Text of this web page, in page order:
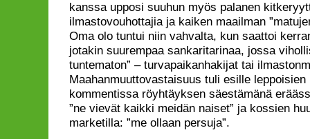
kanssa upposi suuhun myös palanen
ilmastovouhottajia ja kaiken maailman
Oma olo tuntui niin vahvalta, kun saattoi
jotakin suurempaa sankaritarinaa, jossa
tuntematon” – turvapaikanhakijat tai
Maahanmuuttovastaisuus tuli esille leppoisien
kommentissa röyhtäyksen säestämänä
”ne vievät kaikki meidän naiset” ja kossien
marketilla: ”me ollaan persuja”.